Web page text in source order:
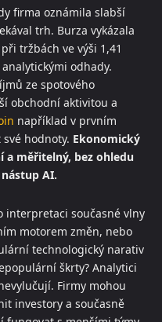
firma oznámila slabší
trh. Burza vykázala
tržbách ve výši 1,41
odhady.
ze spotového
obchodní aktivitou a
například v prvním
hodnoty. Ekonomický
měřitelný, bez ohledu
AI.
interpretaci současné vlny
motorem změn, nebo
technologický narativ
škrty? Analytici
Firmy mohou
investory a současně